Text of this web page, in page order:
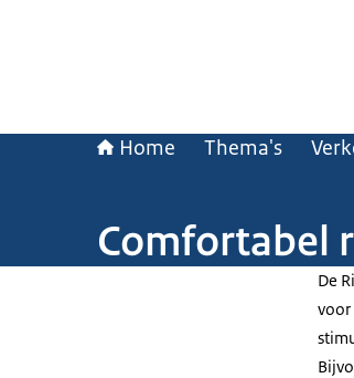
Home Thema's
Comfortabel
De
voor